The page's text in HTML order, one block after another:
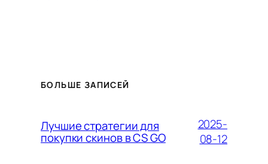
БОЛЬШЕ ЗАПИСЕЙ
Лучшие стратегии для
покупки скинов в CS GO
2025-
08-12